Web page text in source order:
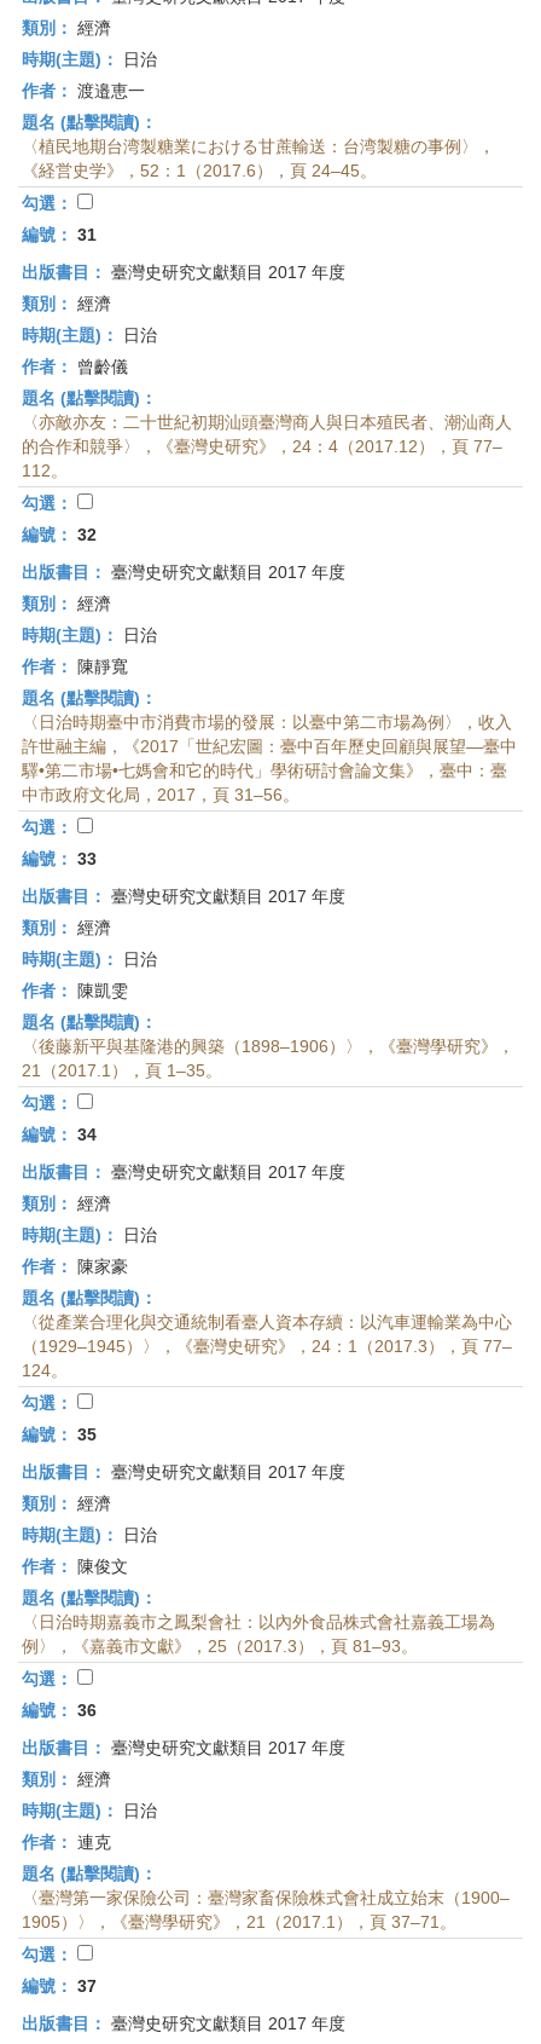
類別： 經濟
時期(主題)：
日治
作者： 渡邉恵一
題名 (點擊閱讀)：
〈植民地期台湾製糖業における甘蔗輸送：台湾製糖の事例〉，
《経営史学》，52：1（2017.6），頁 24–45。
勾選：
編號： 31
出版書目： 臺灣史研究文獻類目 2017 年度
類別： 經濟
時期(主題)：
日治
作者：
曾齡儀
題名 (點擊閱讀)：
〈亦敵亦友：二十世紀初期汕頭臺灣商人與日本殖民者、潮汕商人
的合作和競爭〉，《臺灣史研究》，24：4（2017.12），頁 77–
112。
勾選：
編號： 32
出版書目： 臺灣史研究文獻類目 2017 年度
類別： 經濟
時期(主題)：
日治
作者：
陳靜寬
題名 (點擊閱讀)：
〈日治時期臺中市消費市場的發展：以臺中第二市場為例〉，收入
許世融主編，《2017「世紀宏圖：臺中百年歷史回顧與展望—臺中
驛•第二市場•七媽會和它的時代」學術研討會論文集》，臺中：臺
中市政府文化局，2017，頁 31–56。
勾選：
編號： 33
出版書目： 臺灣史研究文獻類目 2017 年度
類別： 經濟
時期(主題)：
日治
作者：
陳凱雯
題名 (點擊閱讀)：
〈後藤新平與基隆港的興築（1898–1906）〉，《臺灣學研究》，
21（2017.1），頁 1–35。
勾選：
編號： 34
出版書目： 臺灣史研究文獻類目 2017 年度
類別： 經濟
時期(主題)：
日治
作者：
陳家豪
題名 (點擊閱讀)：
〈從產業合理化與交通統制看臺人資本存續：以汽車運輸業為中心
（1929–1945）〉，《臺灣史研究》，24：1（2017.3），頁 77–
124。
勾選：
編號： 35
出版書目： 臺灣史研究文獻類目 2017 年度
類別： 經濟
時期(主題)：
日治
作者：
陳俊文
題名 (點擊閱讀)：
〈日治時期嘉義市之鳳梨會社：以內外食品株式會社嘉義工場為
例〉，《嘉義市文獻》，25（2017.3），頁 81–93。
勾選：
編號： 36
出版書目： 臺灣史研究文獻類目 2017 年度
類別： 經濟
時期(主題)：
日治
作者： 連克
題名 (點擊閱讀)：
〈臺灣第一家保險公司：臺灣家畜保險株式會社成立始末（1900–
1905）〉，《臺灣學研究》，21（2017.1），頁 37–71。
勾選：
編號： 37
出版書目： 臺灣史研究文獻類目 2017 年度